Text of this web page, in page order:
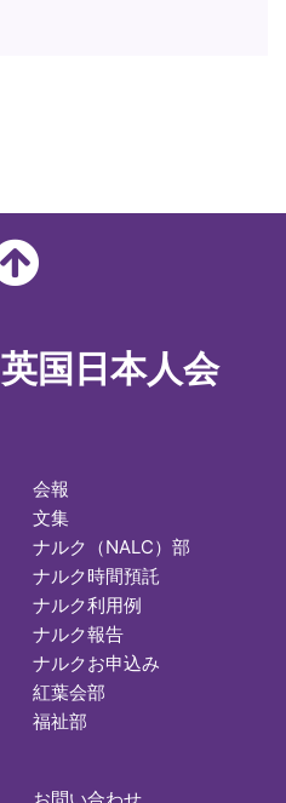
英国日本人会
会報
文集
ナルク（NALC）部
ナルク時間預託
ナルク利用例
ナルク報告
ナルクお申込み
紅葉会部
福祉部
お問い合わせ